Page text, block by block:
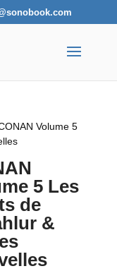
Volume 5
5 Les
de
&